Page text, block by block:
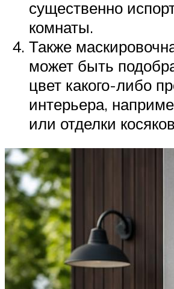
существенно
комнаты.
Также
может быть
цвет какого-либо
интерьера,
или отделки